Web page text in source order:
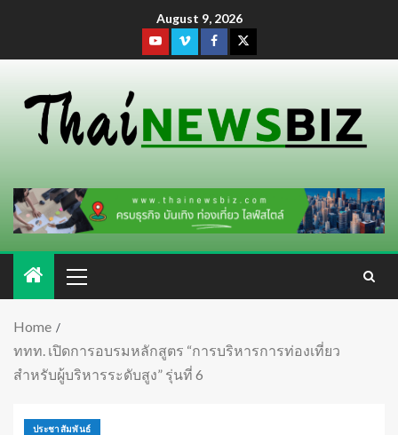
August 9, 2026
Home
ททท. เปิดการอบรมหลักสูตร “การบริหารการท่องเที่ยว
สำหรับผู้บริหารระดับสูง” รุ่นที่ 6
ประชาสัมพันธ์